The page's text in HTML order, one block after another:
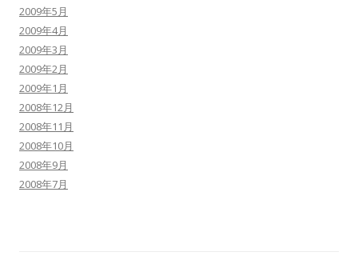
2009年5月
2009年4月
2009年3月
2009年2月
2009年1月
2008年12月
2008年11月
2008年10月
2008年9月
2008年7月